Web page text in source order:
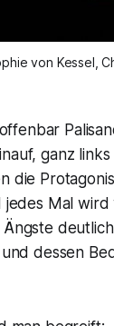
von Kessel,
ganz
die
jedes Mal
dessen